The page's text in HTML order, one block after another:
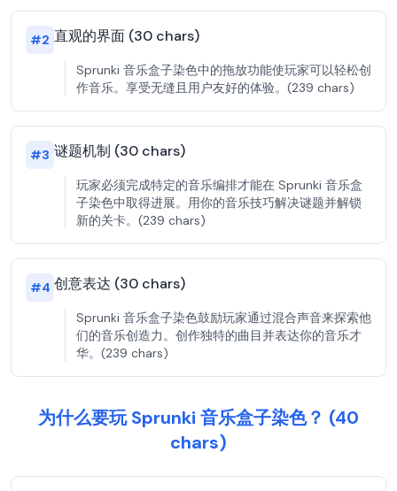
#2 直观的界面 (30 chars)
Sprunki 音乐盒子染色中的拖放功能使玩家可以轻松创
作音乐。享受无缝且用户友好的体验。(239 chars)
#3 谜题机制 (30 chars)
玩家必须完成特定的音乐编排才能在 Sprunki 音乐盒
子染色中取得进展。用你的音乐技巧解决谜题并解锁
新的关卡。(239 chars)
#4 创意表达 (30 chars)
Sprunki 音乐盒子染色鼓励玩家通过混合声音来探索他
们的音乐创造力。创作独特的曲目并表达你的音乐才
华。(239 chars)
为什么要玩 Sprunki 音乐盒子染色？ (40
chars)